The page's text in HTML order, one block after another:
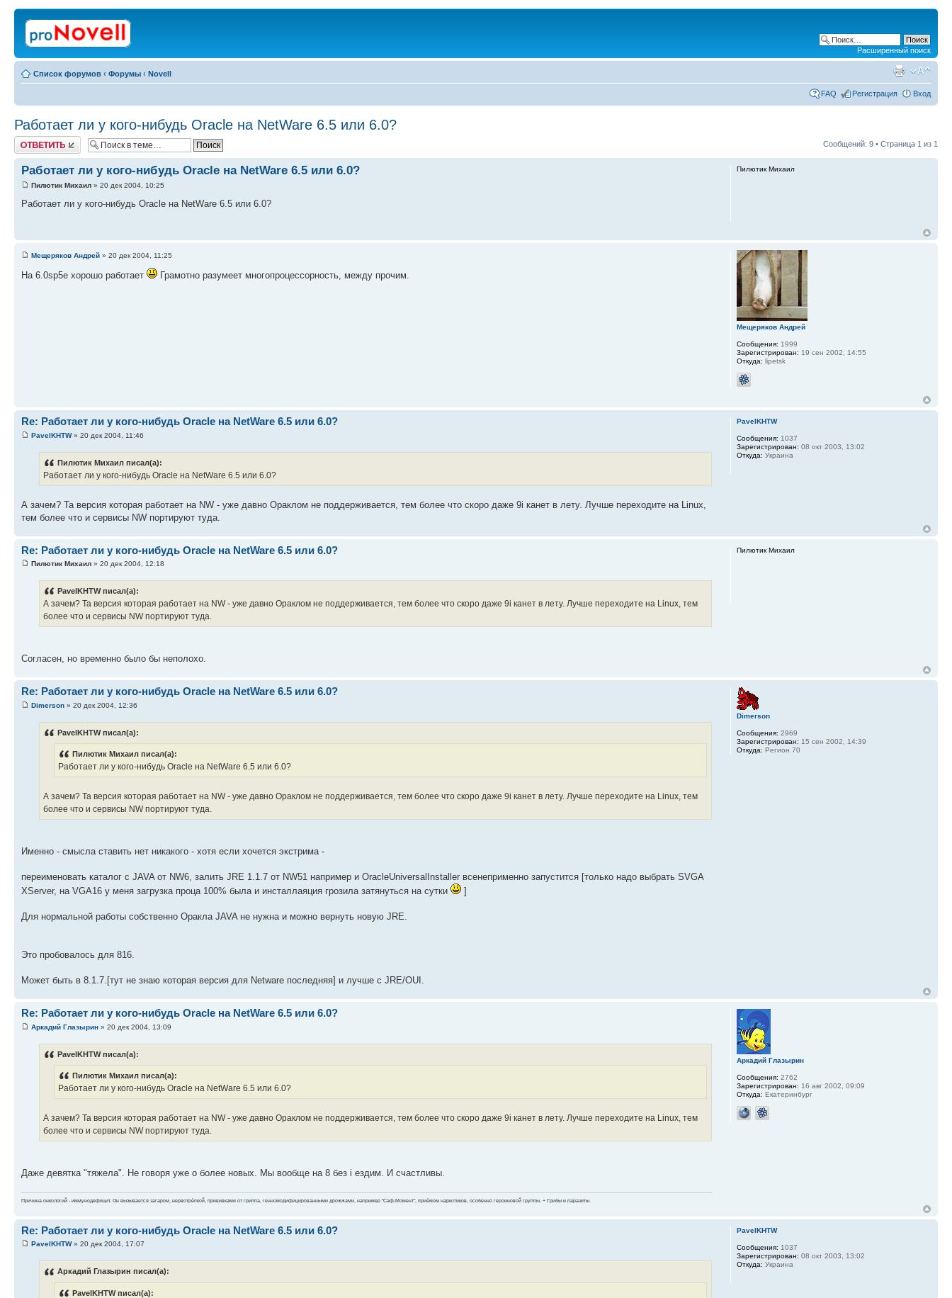
Расширенный поиск
Список форумов ‹ Форумы ‹ Novell
FAQ Регистрация Вход
Работает ли у кого-нибудь Oracle на NetWare 6.5 или 6.0?
Ответить Сообщений: 9 • Страница 1 из 1
Работает ли у кого-нибудь Oracle на NetWare 6.5 или 6.0?
Пилютик Михаил » 20 дек 2004, 10:25
Работает ли у кого-нибудь Oracle на NetWare 6.5 или 6.0?
Пилютик Михаил
Мещеряков Андрей » 20 дек 2004, 11:25
На 6.0sp5e хорошо работает Грамотно разумеет многопроцессорность, между прочим.
Мещеряков Андрей
Сообщения: 1999
Зарегистрирован: 19 сен 2002, 14:55
Откуда: lipetsk
Re: Работает ли у кого-нибудь Oracle на NetWare 6.5 или 6.0?
PavelKHTW» 20 дек 2004, 11:46
Пилютик Михаил писал(а):
Работает ли у кого-нибудь Oracle на NetWare 6.5 или 6.0?
А зачем? Та версия которая работает на NW - уже давно Ораклом не поддерживается, тем более что скоро даже 9i канет в лету. Лучше переходите на Linux,
тем более что и сервисы NW портируют туда.
PavelKHTW
Сообщения: 1037
Зарегистрирован: 08 окт 2003, 13:02
Откуда: Украина
Re: Работает ли у кого-нибудь Oracle на NetWare 6.5 или 6.0?
Пилютик Михаил » 20 дек 2004, 12:18
PavelKHTW писал(а):
А зачем? Та версия которая работает на NW - уже давно Ораклом не поддерживается, тем более что скоро даже 9i канет в лету. Лучше переходите на Linux, тем
более что и сервисы NW портируют туда.
Согласен, но временно было бы неполохо.
Пилютик Михаил
Re: Работает ли у кого-нибудь Oracle на NetWare 6.5 или 6.0?
Dimerson » 20 дек 2004, 12:36
PavelKHTW писал(а):
Пилютик Михаил писал(а):
Работает ли у кого-нибудь Oracle на NetWare 6.5 или 6.0?
А зачем? Та версия которая работает на NW - уже давно Ораклом не поддерживается, тем более что скоро даже 9i канет в лету. Лучше переходите на Linux, тем
более что и сервисы NW портируют туда.
Именно - смысла ставить нет никакого - хотя если хочется экстрима -
переименовать каталог с JAVA от NW6, залить JRE 1.1.7 от NW51 например и OracleUniversalInstaller всенеприменно запустится [только надо выбрать SVGA
XServer, на VGA16 у меня загрузка проца 100% была и инсталлаяция грозила затянуться на сутки
]
Для нормальной работы собственно Оракла JAVA не нужна и можно вернуть новую JRE.
Это пробовалось для 816.
Может быть в 8.1.7.[тут не знаю которая версия для Netware последняя] и лучше с JRE/OUI.
Dimerson
Сообщения: 2969
Зарегистрирован: 15 сен 2002, 14:39
Откуда: Регион 70
Re: Работает ли у кого-нибудь Oracle на NetWare 6.5 или 6.0?
Аркадий Глазырин » 20 дек 2004, 13:09
PavelKHTW писал(а):
Пилютик Михаил писал(а):
Работает ли у кого-нибудь Oracle на NetWare 6.5 или 6.0?
А зачем? Та версия которая работает на NW - уже давно Ораклом не поддерживается, тем более что скоро даже 9i канет в лету. Лучше переходите на Linux, тем
более что и сервисы NW портируют туда.
Даже девятка "тяжела". Не говоря уже о более новых. Мы вообще на 8 без i ездим. И счастливы.
Причина онкологий - иммунодефицит. Он вызывается загаром, нервотрёпкой, прививками от гриппа, генномодифицированными дрожжами, например "Саф-Момент", приёмом наркотиков, особенно героиновой группы. + Грибы и паразиты.
Аркадий Глазырин
Сообщения: 2762
Зарегистрирован: 16 авг 2002, 09:09
Откуда: Екатеринбург
Re: Работает ли у кого-нибудь Oracle на NetWare 6.5 или 6.0?
PavelKHTW» 20 дек 2004, 17:07
Аркадий Глазырин писал(а):
PavelKHTW писал(а):
PavelKHTW
Сообщения: 1037
Зарегистрирован: 08 окт 2003, 13:02
Откуда: Украина